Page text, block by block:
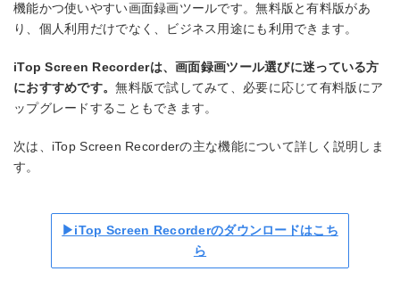
機能かつ使いやすい画面録画ツールです。無料版と有料版があ
り、個人利用だけでなく、ビジネス用途にも利用できます。
iTop Screen Recorderは、画面録画ツール選びに迷っている方
におすすめです。無料版で試してみて、必要に応じて有料版にア
ップグレードすることもできます。
次は、iTop Screen Recorderの主な機能について詳しく説明しま
す。
▶iTop Screen Recorderのダウンロードはこち
ら